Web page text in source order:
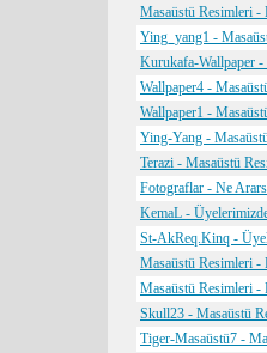
Masaüstü Resimleri
Ying_yang1 -
Kurukafa-Wallpaper
Wallpaper4 -
Wallpaper1 -
Ying-Yang -
Terazi - Masaüstü
Fotograflar - Ne
KemaL -
St-AkReq.Kinq -
Masaüstü Resimleri
Masaüstü Resimleri
Skull23 - Masaüstü
Tiger-Masaüstü7 -